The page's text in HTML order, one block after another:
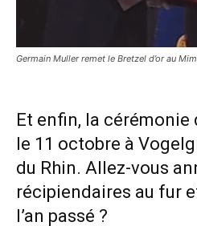
Germain Muller remet le Bretzel d’or au
Et enfin, la cérémonie
le 11 octobre à
du Rhin. Allez-vous
récipiendaires au fur
l’an passé ?